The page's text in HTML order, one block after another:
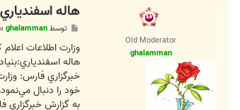
Old Moderator
ghalamman
هاله
ت
توسطghalamman
»
وزارت اطلاعات اعلام
هاله
خبرگزاري فارس:
خود را دنبال